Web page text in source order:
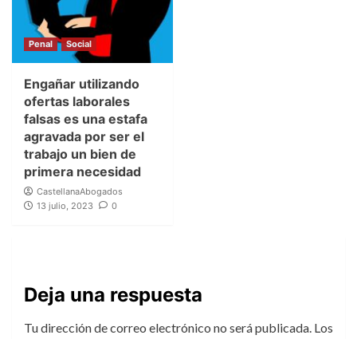
Penal Social
Engañar utilizando
ofertas laborales
falsas es una estafa
agravada por ser el
trabajo un bien de
primera necesidad
CastellanaAbogados
13 julio, 2023
0
Deja una respuesta
Tu dirección de correo electrónico no será publicada. Los